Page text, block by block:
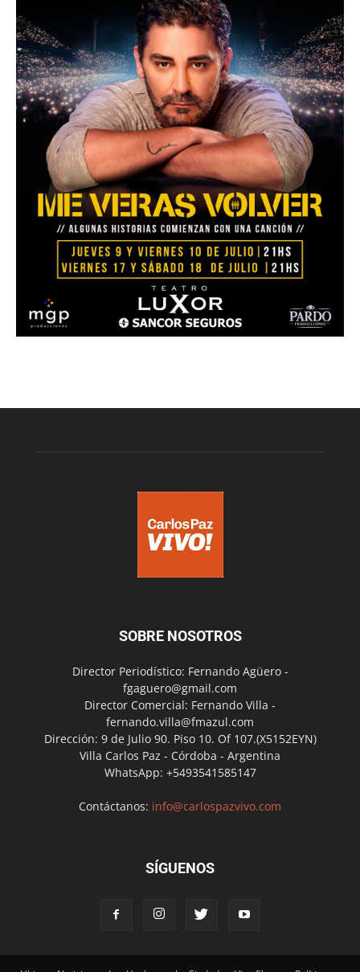
SOBRE NOSOTROS
Director Periodístico: Fernando Agüero -
fgaguero@gmail.com
Director Comercial: Fernando Villa -
fernando.villa@fmazul.com
Dirección: 9 de Julio 90. Piso 10. Of 107.(X5152EYN)
Villa Carlos Paz - Córdoba - Argentina
WhatsApp: +5493541585147
Contáctanos: info@carlospazvivo.com
SÍGUENOS